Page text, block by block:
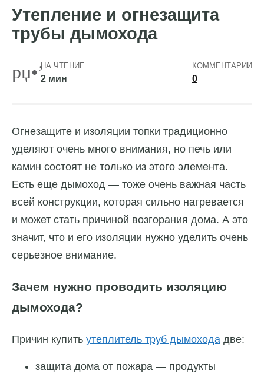
Утепление и огнезащита
трубы дымохода
НА ЧТЕНИЕ
2 мин
КОММЕНТАРИИ
0
Огнезащите и изоляции топки традиционно
уделяют очень много внимания, но печь или
камин состоят не только из этого элемента.
Есть еще дымоход — тоже очень важная часть
всей конструкции, которая сильно нагревается
и может стать причиной возгорания дома. А это
значит, что и его изоляции нужно уделить очень
серьезное внимание.
Зачем нужно проводить изоляцию
дымохода?
Причин купить утеплитель труб дымохода две:
защита дома от пожара — продукты